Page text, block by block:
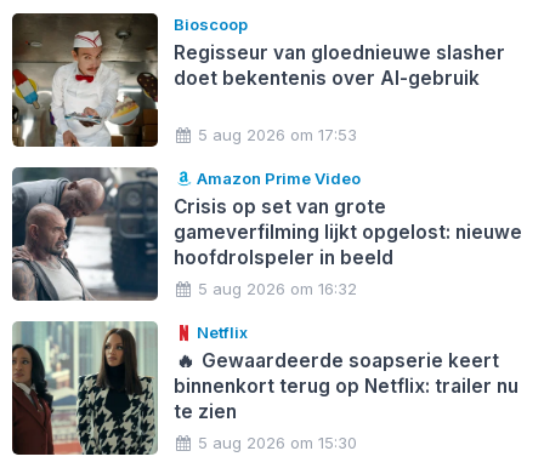
Bioscoop
Regisseur van gloednieuwe slasher
doet bekentenis over AI-gebruik
5 aug 2026 om 17:53
Amazon Prime Video
Crisis op set van grote
gameverfilming lijkt opgelost: nieuwe
hoofdrolspeler in beeld
5 aug 2026 om 16:32
Netflix
🔥 Gewaardeerde soapserie keert
binnenkort terug op Netflix: trailer nu
te zien
5 aug 2026 om 15:30